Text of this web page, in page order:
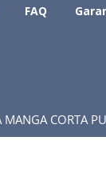
FAQ
MANGA CORTA